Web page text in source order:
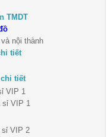
TMDT
nội thành
tiết
tiết
VIP 1
sỉ VIP 1
sỉ VIP 2